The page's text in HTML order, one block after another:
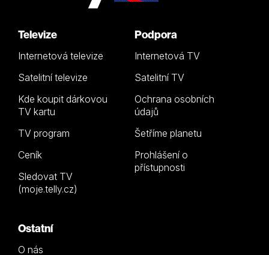
Televize
Internetová televize
Satelitní televize
Kde koupit dárkovou
TV kartu
TV program
Ceník
Sledovat TV
(moje.telly.cz)
Podpora
Internetová TV
Satelitní TV
Ochrana osobních
údajů
Šetříme planetu
Prohlášení o
přístupnosti
Ostatní
O nás